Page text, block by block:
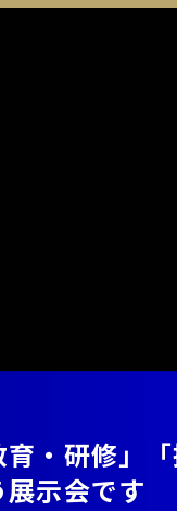
育・研修」
展示会です